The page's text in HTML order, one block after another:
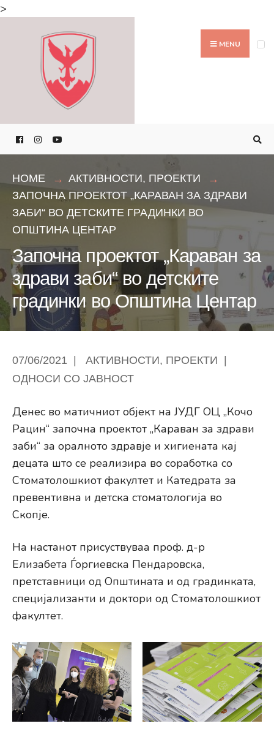
>
MENU
HOME АКТИВНОСТИ, ПРОЕКТИ
ЗАПОЧНА ПРОЕКТОТ „КАРАВАН ЗА ЗДРАВИ
ЗАБИ“ ВО ДЕТСКИТЕ ГРАДИНКИ ВО
ОПШТИНА ЦЕНТАР
Започна проектот „Караван за
здрави заби“ во детските
градинки во Општина Центар
07/06/2021 АКТИВНОСТИ, ПРОЕКТИ
ОДНОСИ СО ЈАВНОСТ
Денес во матичниот објект на ЈУДГ ОЦ „Кочо
Рацин“ започна проектот „Караван за здрави
заби“ за оралното здравје и хигиената кај
децата што се реализира во соработка со
Стоматолошкиот факултет и Катедрата за
превентивна и детска стоматологија во
Скопје.
На настанот присуствуваа проф. д-р
Елизабета Ѓоргиевска Пендаровска,
претставници од Општината и од градинката,
специјализанти и доктори од Стоматолошкиот
факултет.